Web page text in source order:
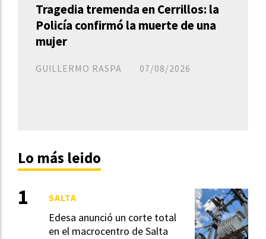
Tragedia tremenda en Cerrillos: la
Policía confirmó la muerte de una
mujer
GUILLERMO RASPA 07/08/2026
Lo más leido
Edesa anunció un corte total
en el macrocentro de Salta
SALTA